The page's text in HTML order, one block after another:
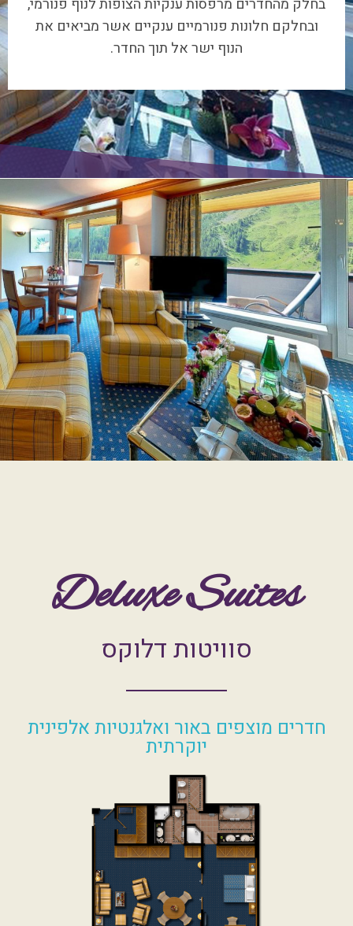
ובחלקם חלונות פנורמיים ענקיים אשר מביאים את
הנוף ישר אל תוך החדר.
Deluxe Suites
סוויטות דלוקס
יוקרתית